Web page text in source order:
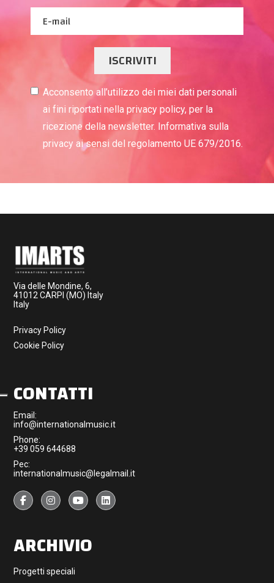
ISCRIVITI
Acconsento all’utilizzo dei miei dati personali
ai fini riportati nella privacy policy, per la
ricezione della newsletter. Informativa sulla
privacy ai sensi del regolamento UE 679/2016.
Via delle Mondine, 6,
41012 CARPI (MO) Italy
Italy
Privacy Policy
Cookie Policy
CONTATTI
Email:
info@internationalmusic.it
Phone:
+39 059 644688
Pec:
internationalmusic@legalmail.it
ARCHIVIO
Progetti speciali